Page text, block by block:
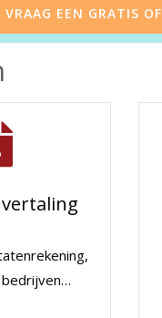
VRAAG EEN GRATIS
vertaling